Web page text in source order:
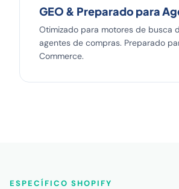
GEO & Preparado para
Otimizado para motores de busca
agentes de compras. Preparado
Commerce.
ESPECÍFICO SHOPIFY